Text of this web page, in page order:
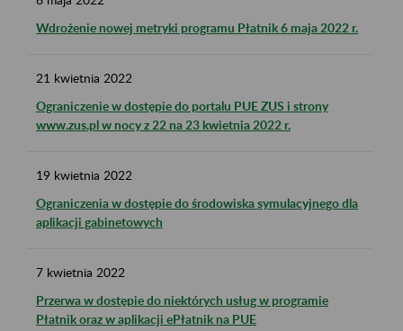
Wdrożenie nowej metryki programu Płatnik 6 maja 2022 r.
21 kwietnia 2022
Ograniczenie w dostępie do portalu PUE ZUS i strony
www.zus.pl w nocy z 22 na 23 kwietnia 2022 r.
19 kwietnia 2022
Ograniczenia w dostępie do środowiska symulacyjnego dla
aplikacji gabinetowych
7 kwietnia 2022
Przerwa w dostępie do niektórych usług w programie
Płatnik oraz w aplikacji ePłatnik na PUE